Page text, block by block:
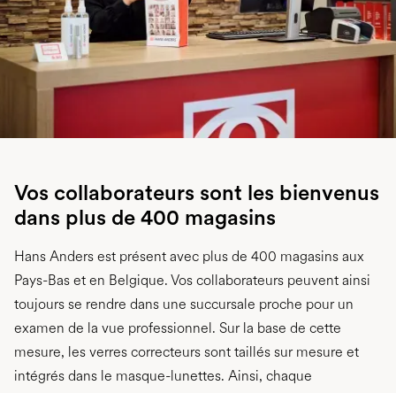
Vos collaborateurs sont les bienvenus
dans plus de 400 magasins
Hans Anders est présent avec plus de 400 magasins aux
Pays-Bas et en Belgique. Vos collaborateurs peuvent ainsi
toujours se rendre dans une succursale proche pour un
examen de la vue professionnel. Sur la base de cette
mesure, les verres correcteurs sont taillés sur mesure et
intégrés dans le masque-lunettes. Ainsi, chaque